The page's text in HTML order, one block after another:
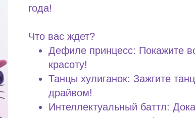
года!
Что вас ждет?
Дефиле принцесс: Покажите
красоту!
Танцы хулиганок: Зажгите
драйвом!
Интеллектуальный баттл: